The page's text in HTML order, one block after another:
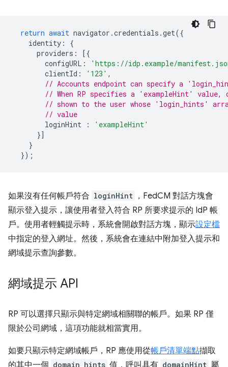
return await navigator .credentials .get({
identity :
{
providers :
[{
configURL :
'https://idp.example/
clientId : '123' ,
// Accounts endpoint can specify a
// When RP specifies a 'exampleHint' value,
// shown to the user whose 'login_hints'
// value
loginHint
:
'exampleHint'
}]
}
});
如果沒有任何帳戶符合 loginHint
，FedCM 對話方塊會
顯示登入提示，讓使用者登入符合 RP 所要求提示的 IdP 帳
戶。使用者輕觸提示時，系統會開啟對話方塊，顯示設定檔
中指定的登入網址。然後，系統會在連結中附加登入提示和
網域提示查詢參數。
網域提示 API
RP 可以選擇只顯示與特定網域相關聯的帳戶。如果 RP 僅
限於公司網域，這項功能就相當實用。
如要只顯示特定網域帳戶，RP 應使用從帳戶清單端點擷取
的其中一個 domain_hints 值，呼叫具有 domainHint 屬